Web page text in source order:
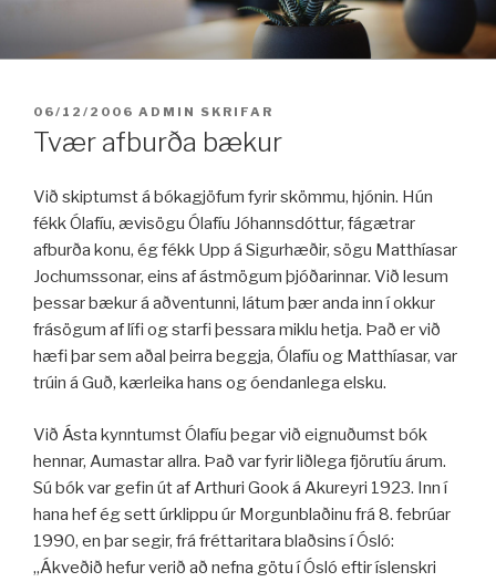
efni
BIRT:
06/12/2006 ADMIN SKRIFAR
Tvær afburða bækur
Við skiptumst á bókagjöfum fyrir skömmu, hjónin. Hún
fékk Ólafíu, ævisögu Ólafíu Jóhannsdóttur, fágætrar
afburða konu, ég fékk Upp á Sigurhæðir, sögu Matthíasar
Jochumssonar, eins af ástmögum þjóðarinnar. Við lesum
þessar bækur á aðventunni, látum þær anda inn í okkur
frásögum af lífi og starfi þessara miklu hetja. Það er við
hæfi þar sem aðal þeirra beggja, Ólafíu og Matthíasar, var
trúin á Guð, kærleika hans og óendanlega elsku.
Við Ásta kynntumst Ólafíu þegar við eignuðumst bók
hennar, Aumastar allra. Það var fyrir liðlega fjörutíu árum.
Sú bók var gefin út af Arthuri Gook á Akureyri 1923. Inn í
hana hef ég sett úrklippu úr Morgunblaðinu frá 8. febrúar
1990, en þar segir, frá fréttaritara blaðsins í Ósló:
„Ákveðið hefur verið að nefna götu í Ósló eftir íslenskri